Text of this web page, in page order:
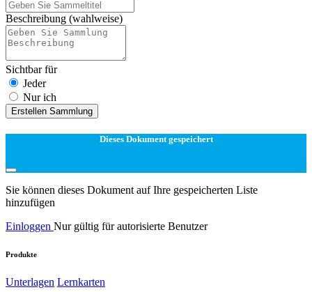
Beschreibung (wahlweise)
Sichtbar für
Jeder
Nur ich
Erstellen Sammlung
Dieses Dokument gespeichert
Sie können dieses Dokument auf Ihre gespeicherten Liste
hinzufügen
Einloggen Nur gültig für autorisierte Benutzer
Produkte
Unterlagen Lernkarten